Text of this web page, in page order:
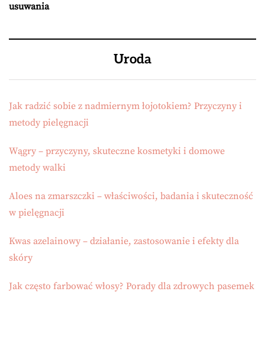
usuwania
Uroda
Jak radzić sobie z nadmiernym łojotokiem? Przyczyny i
metody pielęgnacji
Wągry – przyczyny, skuteczne kosmetyki i domowe
metody walki
Aloes na zmarszczki – właściwości, badania i skuteczność
w pielęgnacji
Kwas azelainowy – działanie, zastosowanie i efekty dla
skóry
Jak często farbować włosy? Porady dla zdrowych pasemek